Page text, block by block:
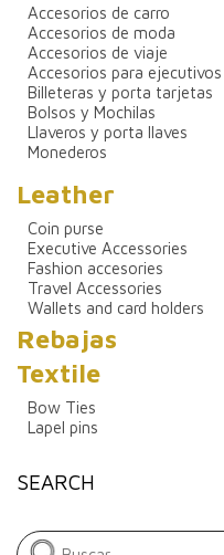
Accesorios de carro
Accesorios de moda
Accesorios de viaje
Accesorios para ejecutivos
Billeteras y porta tarjetas
Bolsos y Mochilas
Llaveros y porta llaves
Monederos
Leather
Coin purse
Executive Accessories
Fashion accesories
Travel Accessories
Wallets and card holders
Rebajas
Textile
Bow Ties
Lapel pins
SEARCH